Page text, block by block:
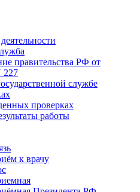
правительства РФ от
227
службе
проверках
работы
к врачу